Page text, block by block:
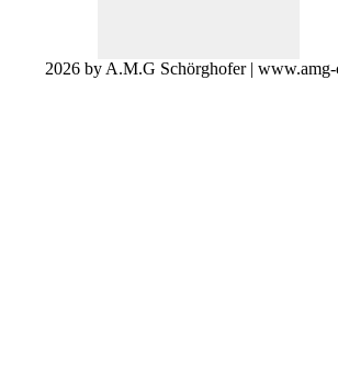
2026 by A.M.G Schörghofer |